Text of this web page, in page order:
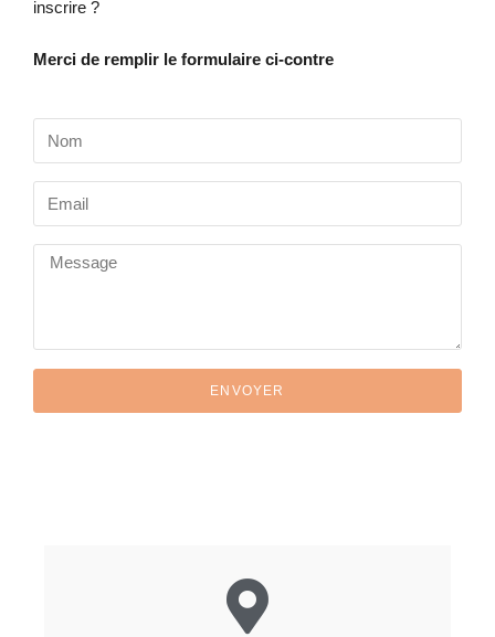
inscrire ?
Merci de remplir le formulaire ci-contre
ENVOYER